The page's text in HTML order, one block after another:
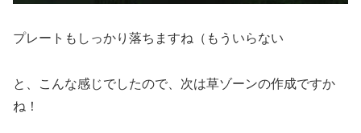
プレートもしっかり落ちますね（もういらない
と、こんな感じでしたので、次は草ゾーンの作成ですか
ね！